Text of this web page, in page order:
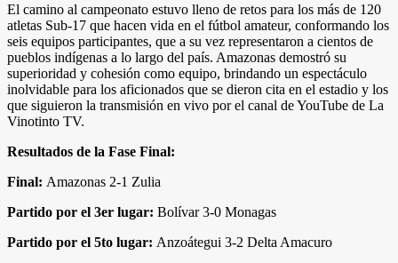
El camino al campeonato estuvo lleno de retos para los más de 120
atletas Sub-17 que hacen vida en el fútbol amateur, conformando los
seis equipos participantes, que a su vez representaron a cientos de
pueblos indígenas a lo largo del país. Amazonas demostró su
superioridad y cohesión como equipo, brindando un espectáculo
inolvidable para los aficionados que se dieron cita en el estadio y los
que siguieron la transmisión en vivo por el canal de YouTube de La
Vinotinto TV.
Resultados de la Fase Final:
Final: Amazonas 2-1 Zulia
Partido por el 3er lugar: Bolívar 3-0 Monagas
Partido por el 5to lugar: Anzoátegui 3-2 Delta Amacuro